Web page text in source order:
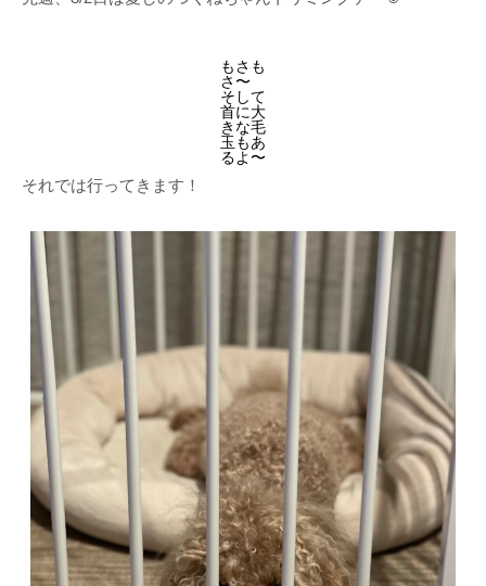
もさも
さ〜
そして
首に大
きな毛
玉もあ
るよ〜
それでは行ってきます！